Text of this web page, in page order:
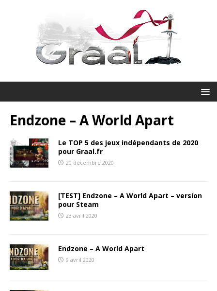
Endzone – A World Apart
Le TOP 5 des jeux indépendants de 2020
pour Graal.fr
20 décembre 2020
[TEST] Endzone – A World Apart – version
pour Steam
23 avril 2020
Endzone – A World Apart
9 avril 2020